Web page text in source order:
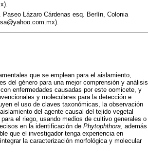
Lázaro Cárdenas esq. Berlín, Colonia
que se emplean para el aislamiento,
del género para una mejor comprensión y análisis
enfermedades causadas por este oomicete, y
y moleculares para la detección e
el uso de claves taxonómicas, la observación
del agente causal del tejido vegetal
el riego, usando medios de cultivo generales o
en la identificación de Phytophthora , además
que el investigador tenga experiencia en
la caracterización morfológica y molecular